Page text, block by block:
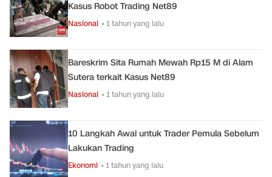
Kasus Robot Trading Net89
Nasional • 1 tahun yang lalu
Bareskrim Sita Rumah Mewah Rp15 M di Alam
Sutera terkait Kasus Net89
Nasional • 1 tahun yang lalu
10 Langkah Awal untuk Trader Pemula Sebelum
Lakukan Trading
Ekonomi • 1 tahun yang lalu